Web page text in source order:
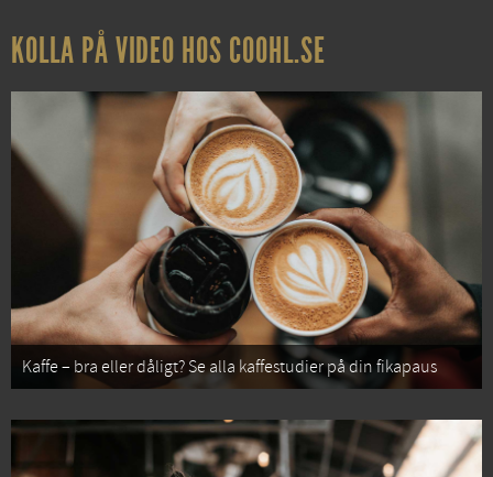
KOLLA PÅ VIDEO HOS COOHL.SE
Kaffe – bra eller dåligt? Se alla kaffestudier på din fikapaus